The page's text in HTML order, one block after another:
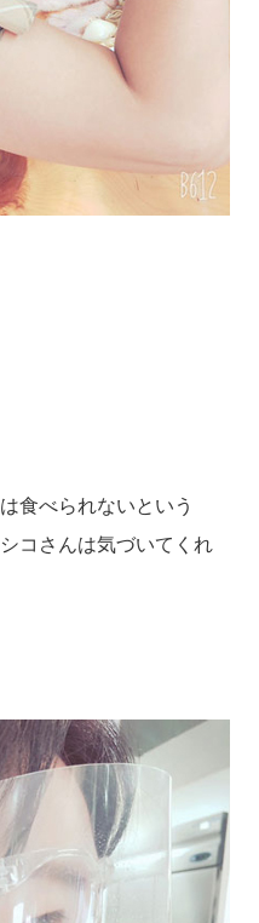
食べられないという
コさんは気づいてくれ